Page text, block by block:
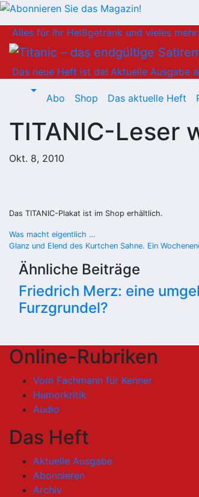
Inhalt
springen
Alles für Ihr Heißgetränk und vieles
Das neue Heft ist da! Aktuelle Ausgabe
Abo Shop Das aktuelle Heft
TITANIC-Leser
Okt. 8, 2010
Das TITANIC-Plakat ist im Shop erhältlich.
Beitragsnavigation
Was macht eigentlich …
Glanz und Elend des Kurtchen Sahne. Ein
Ähnliche Beiträge
Friedrich Merz: eine
Furzgrundel?
Online-Rubriken
Vom Fachmann für Kenner
Humorkritik
Audio
Das Heft
Aktuelle Ausgabe
Abonnieren
Archiv